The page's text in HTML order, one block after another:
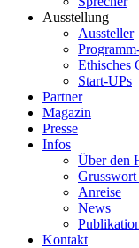
Ausstellung
Aussteller
Ethisches
Start-UPs
Partner
Magazin
Presse
Infos
Über den
Grusswort
Anreise
News
Kontakt